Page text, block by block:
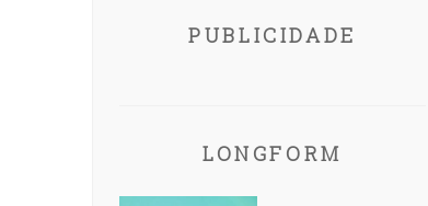
PUBLICIDADE
LONGFORM